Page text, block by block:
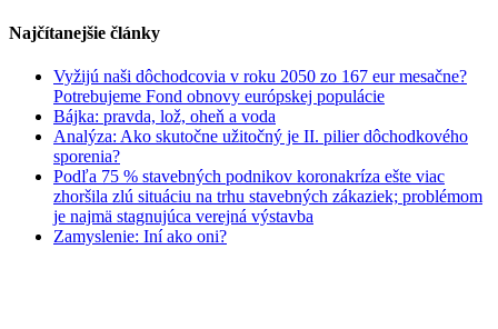
Najčítanejšie články
Vyžijú naši dôchodcovia v roku 2050 zo 167 eur mesačne?
Potrebujeme Fond obnovy európskej populácie
Bájka: pravda, lož, oheň a voda
Analýza: Ako skutočne užitočný je II. pilier dôchodkového
sporenia?
Podľa 75 % stavebných podnikov koronakríza ešte viac
zhoršila zlú situáciu na trhu stavebných zákaziek; problémom
je najmä stagnujúca verejná výstavba
Zamyslenie: Iní ako oni?